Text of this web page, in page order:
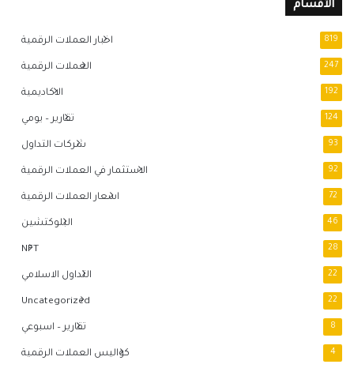
الأقسام
اخبار العملات الرقمية 819
العملات الرقمية 247
الاكاديمية 192
تقارير – يومي 124
شركات التداول 93
الاستثمار في العملات الرقمية 92
اسعار العملات الرقمية 72
البلوكتشين 46
NFT 28
التداول الاسلامي 22
Uncategorized 22
تقارير – اسبوعي 8
كواليس العملات الرقمية 4